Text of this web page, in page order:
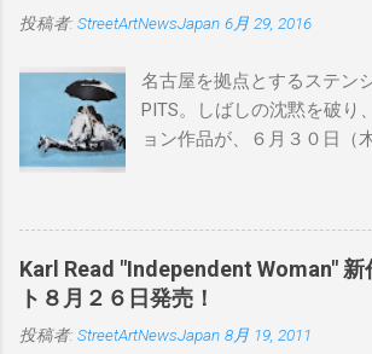
投稿者: StreetArtNewsJapan 6月 29, 2016
名古屋を拠点とするステン
PITS。しばしの沈黙を破り
ョン作品が、６月３０日（
品に落とし込むスタイルは
PITSの過去記事はこちらか
日(木)19時 タイトル：
BLUE/MINT GREEN/PINK/
ン：各色５ サイズ：
¥16,000(¥17,280) 購入は、
Karl Read "Independent Woman" 新
ト８月２６日発売！
投稿者: StreetArtNewsJapan 8月 19, 2011